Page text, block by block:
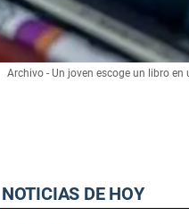
Archivo - Un joven escoge un libro en
NOTICIAS DE HOY